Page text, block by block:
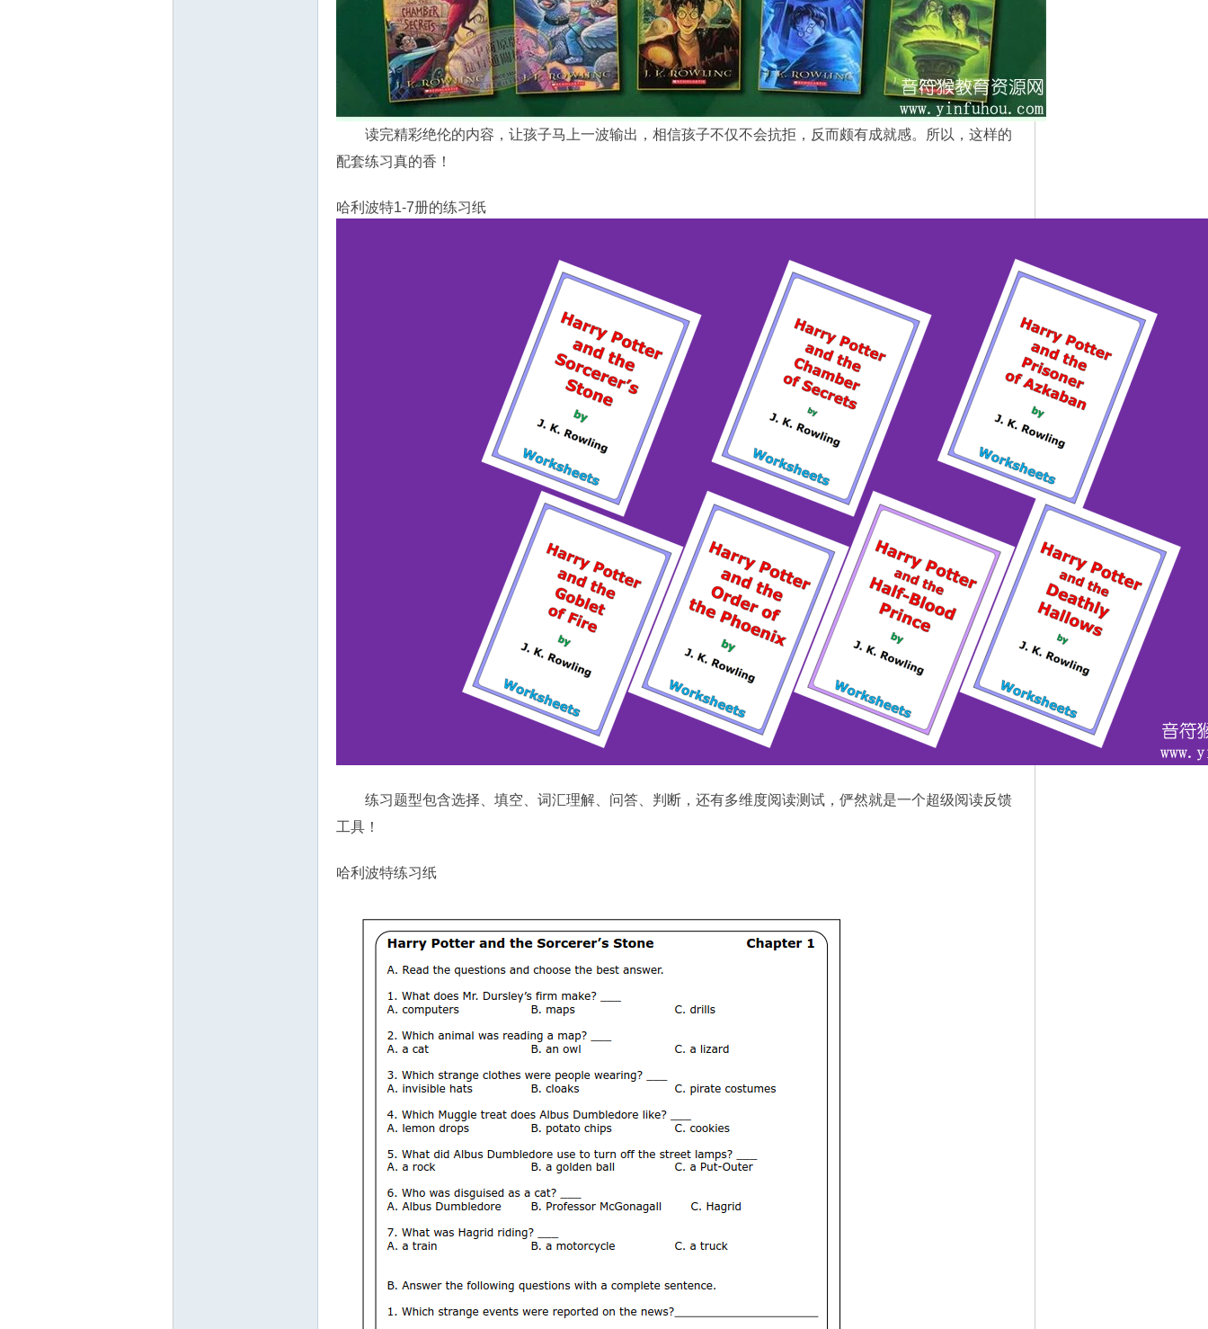
读完精彩绝伦的内容，让孩子马上一波输出，相信孩子不仅不会抗拒，反而颇有成就感。所以，这样的
配套练习真的香！
哈利波特1-7册的练习纸
练习题型包含选择、填空、词汇理解、问答、判断，还有多维度阅读测试，俨然就是一个超级阅读反馈
工具！
哈利波特练习纸